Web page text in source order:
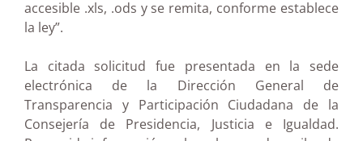
accesible .xls, .ods y se remita, conforme establece
la ley”.
La citada solicitud fue presentada en la sede
electrónica de la Dirección General de
Transparencia y Participación Ciudadana de la
Consejería de Presidencia, Justicia e Igualdad.